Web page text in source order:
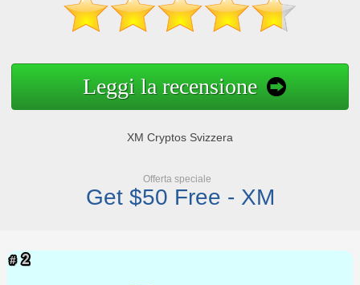
Leggi la recensione
XM Cryptos Svizzera
Offerta speciale
Get $50 Free - XM